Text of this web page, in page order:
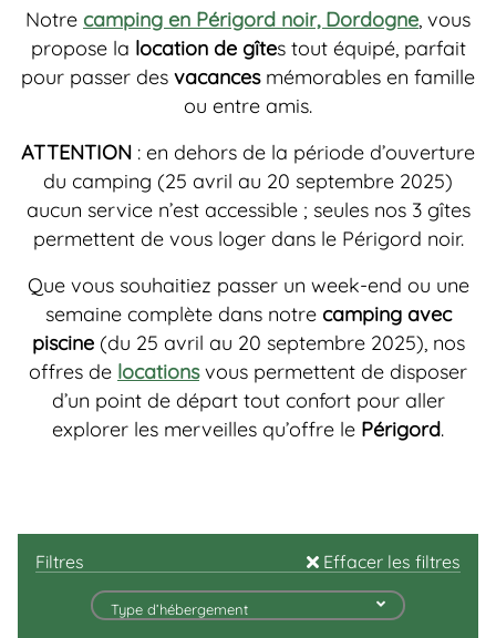
Notre camping en Périgord noir, Dordogne , vous
propose la location de gîtes tout équipé, parfait
pour passer des vacancesmémorables en famille
ou entre amis.
ATTENTION : en dehors de la période d’ouverture
du camping (25 avril au 20 septembre 2025)
aucun service n’est accessible ; seules nos 3 gîtes
permettent de vous loger dans le Périgord noir.
Que vous souhaitiez passer un week-end ou une
semaine complète dans notre camping avec
piscine(du 25 avril au 20 septembre 2025), nos
offres de locationsvous permettent de disposer
d’un point de départ tout confort pour aller
explorer les merveilles qu’offre le Périgord.
Filtres Effacer les filtres
Type d’hébergement